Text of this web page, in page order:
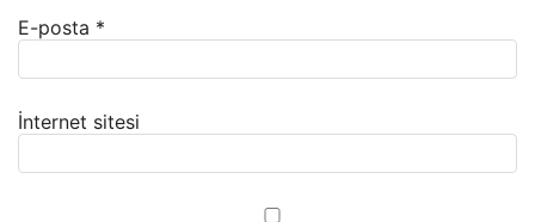
E-posta *
İnternet sitesi